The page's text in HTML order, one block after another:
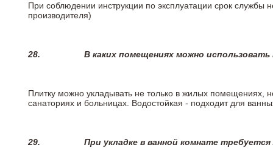
При соблюдении инструкции по эксплуатации срок
производителя)
28. В каких помещениях можно
Плитку можно укладывать не только в жилых помещениях,
санаториях и больницах. Водостойкая - подходит для
29. При укладке в ванной комнате